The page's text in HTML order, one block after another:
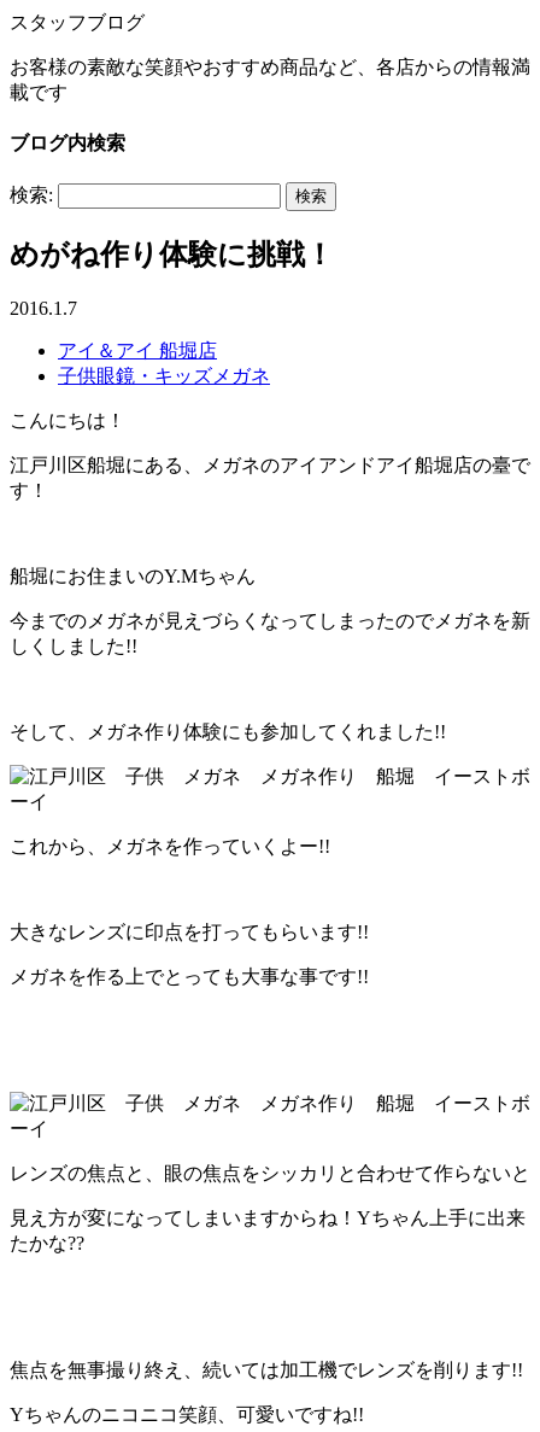
スタッフブログ
お客様の素敵な笑顔やおすすめ商品など、各店からの情報満
載です
ブログ内検索
検索:
めがね作り体験に挑戦！
2016.1.7
アイ＆アイ 船堀店
子供眼鏡・キッズメガネ
こんにちは！
江戸川区船堀にある、メガネのアイアンドアイ船堀店の臺で
す！
船堀にお住まいのY.Mちゃん
今までのメガネが見えづらくなってしまったのでメガネを新
しくしました!!
そして、メガネ作り体験にも参加してくれました!!
これから、メガネを作っていくよー!!
大きなレンズに印点を打ってもらいます!!
メガネを作る上でとっても大事な事です!!
レンズの焦点と、眼の焦点をシッカリと合わせて作らないと
見え方が変になってしまいますからね！Yちゃん上手に出来
たかな??
焦点を無事撮り終え、続いては加工機でレンズを削ります!!
Yちゃんのニコニコ笑顔、可愛いですね!!